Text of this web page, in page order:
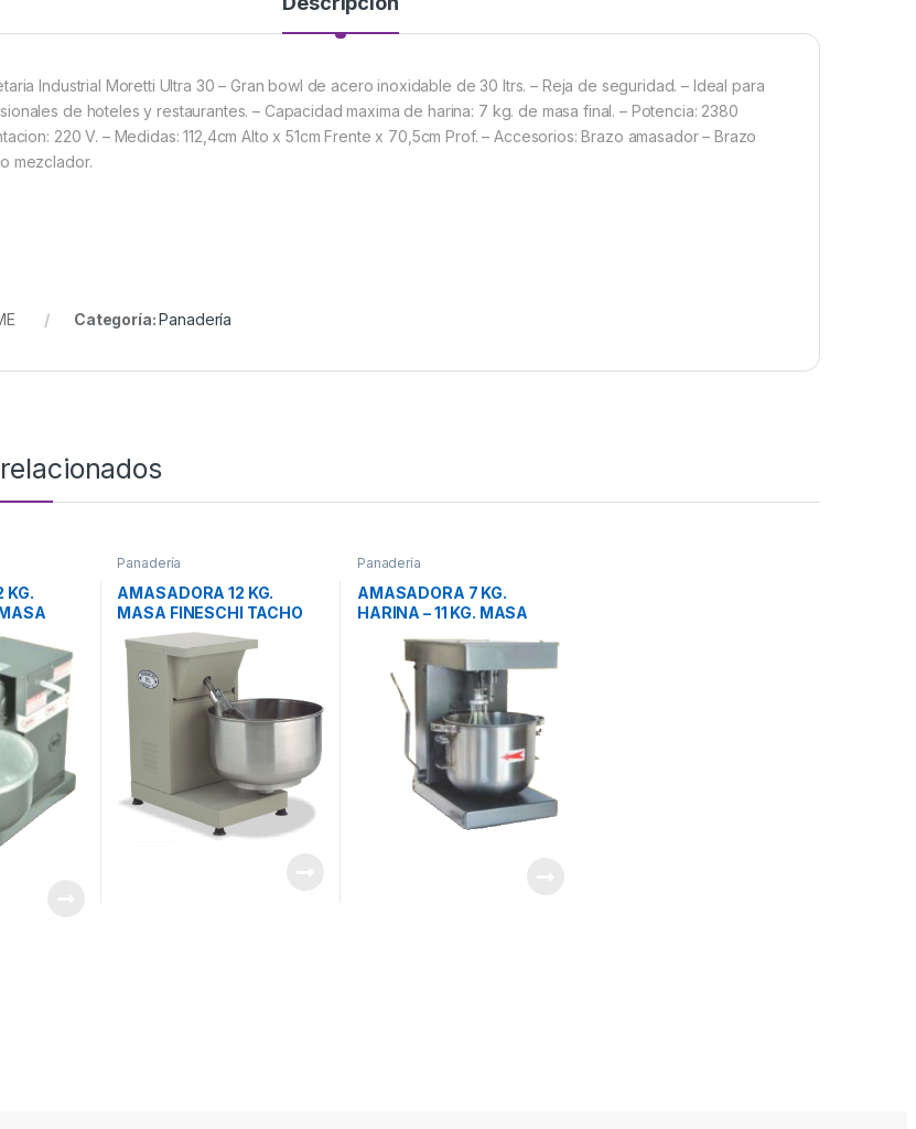
Industrial Moretti Ultra 30 – Gran bowl de acero inoxidable de 30 ltrs. – Reja de seguridad. – Ideal para
de hoteles y restaurantes. – Capacidad maxima de harina: 7 kg. de masa final. – Potencia: 2380
220 V. – Medidas: 112,4cm Alto x 51cm Frente x 70,5cm Prof. – Accesorios: Brazo amasador – Brazo
mezclador.
Categoría:Panadería
KG.
Panadería
AMASADORA 12 KG.
MASA FINESCHI TACHO
ACERO 20 LTS.
Panadería
AMASADORA 7 KG.
HARINA – 11 KG. MASA